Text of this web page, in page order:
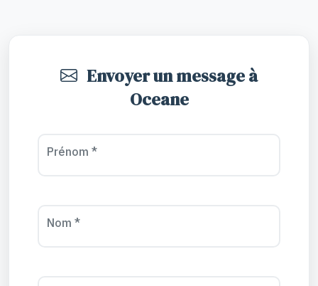
Envoyer un message à
Oceane
Prénom *
Nom *